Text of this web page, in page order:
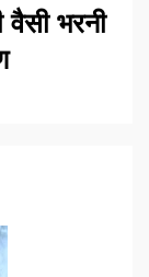
वैसी भरनी